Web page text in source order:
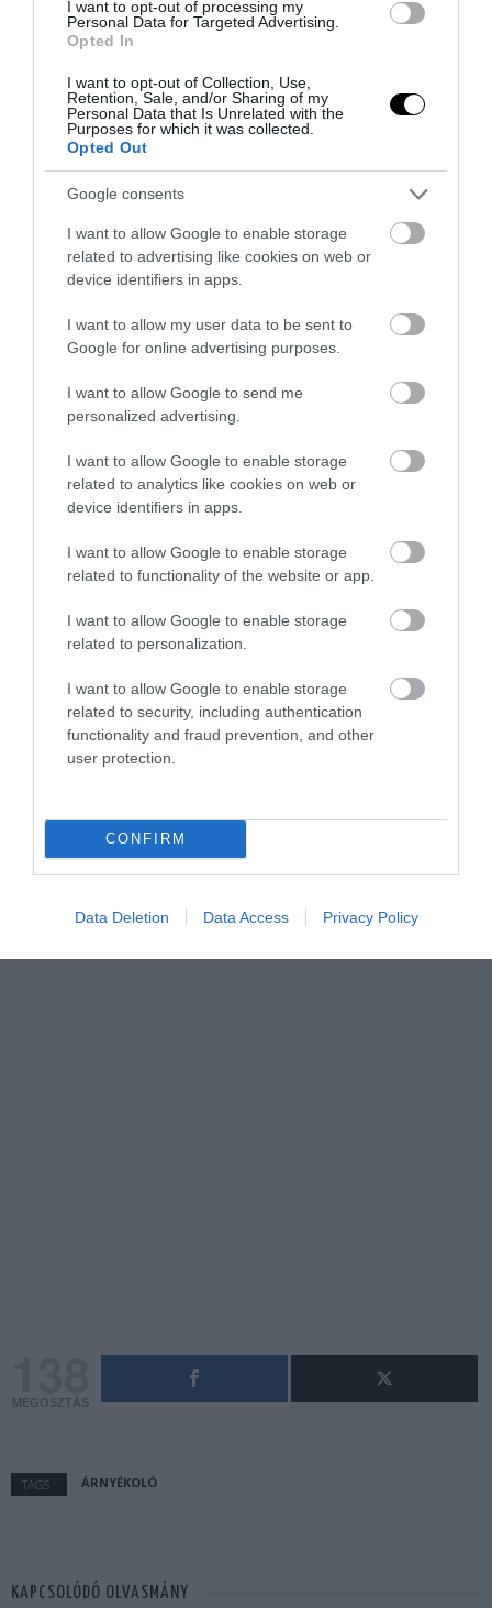
I want to opt-out of processing my
Personal Data for Targeted Advertising.
Opted In
I want to opt-out of Collection, Use,
Retention, Sale, and/or Sharing of my
Personal Data that Is Unrelated with the
Purposes for which it was collected.
Opted Out
Google consents
I want to allow Google to enable storage
related to advertising like cookies on web or
device identifiers in apps.
I want to allow my user data to be sent to
Google for online advertising purposes.
I want to allow Google to send me
personalized advertising.
I want to allow Google to enable storage
related to analytics like cookies on web or
device identifiers in apps.
I want to allow Google to enable storage
related to functionality of the website or app.
I want to allow Google to enable storage
related to personalization.
I want to allow Google to enable storage
related to security, including authentication
functionality and fraud prevention, and other
user protection.
CONFIRM
Data Deletion Data Access Privacy Policy
MEGOSZTÁS
TAGS : ÁRNYÉKOLÓ
KAPCSOLÓDÓ OLVASMÁNY